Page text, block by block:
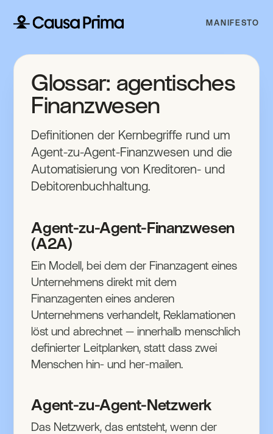
MANIFESTO
Glossar: agentisches
Finanzwesen
Definitionen der Kernbegriffe rund um
Agent-zu-Agent-Finanzwesen und die
Automatisierung von Kreditoren- und
Debitorenbuchhaltung.
Agent-zu-Agent-Finanzwesen
(A2A)
Ein Modell, bei dem der Finanzagent eines
Unternehmens direkt mit dem
Finanzagenten eines anderen
Unternehmens verhandelt, Reklamationen
löst und abrechnet — innerhalb menschlich
definierter Leitplanken, statt dass zwei
Menschen hin- und her-mailen.
Agent-zu-Agent-Netzwerk
Das Netzwerk, das entsteht, wenn der